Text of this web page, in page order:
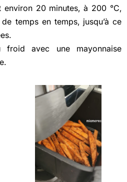
environ 20 minutes, à 200 °C,
temps en temps, jusqu’à ce
froid avec une mayonnaise